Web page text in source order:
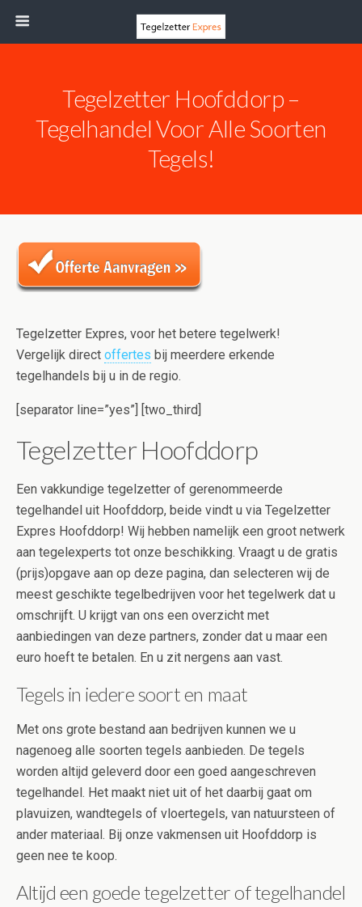
Tegelzetter Hoofddorp –
Tegelhandel Voor Alle Soorten
Tegels!
Tegelzetter Expres, voor het betere tegelwerk!
Vergelijk direct offertes bij meerdere erkende
tegelhandels bij u in de regio.
[separator line=”yes”] [two_third]
Tegelzetter Hoofddorp
Een vakkundige tegelzetter of gerenommeerde
tegelhandel uit Hoofddorp, beide vindt u via Tegelzetter
Expres Hoofddorp! Wij hebben namelijk een groot netwerk
aan tegelexperts tot onze beschikking. Vraagt u de gratis
(prijs)opgave aan op deze pagina, dan selecteren wij de
meest geschikte tegelbedrijven voor het tegelwerk dat u
omschrijft. U krijgt van ons een overzicht met
aanbiedingen van deze partners, zonder dat u maar een
euro hoeft te betalen. En u zit nergens aan vast.
Tegels in iedere soort en maat
Met ons grote bestand aan bedrijven kunnen we u
nagenoeg alle soorten tegels aanbieden. De tegels
worden altijd geleverd door een goed aangeschreven
tegelhandel. Het maakt niet uit of het daarbij gaat om
plavuizen, wandtegels of vloertegels, van natuursteen of
ander materiaal. Bij onze vakmensen uit Hoofddorp is
geen nee te koop.
Altijd een goede tegelzetter of tegelhandel